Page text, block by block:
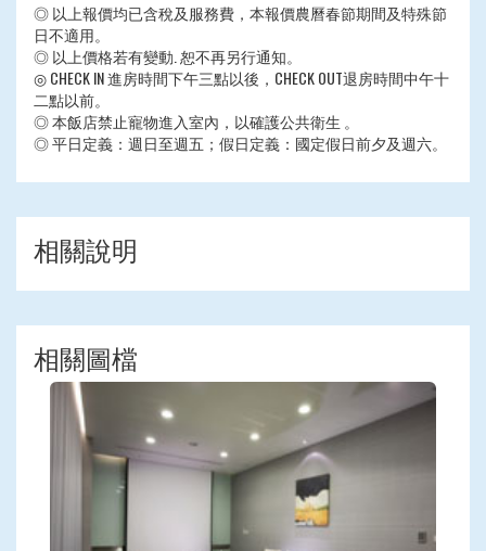
◎ 以上報價均已含稅及服務費，本報價農曆春節期間及特殊節
日不適用。
◎ 以上價格若有變動. 恕不再另行通知。
◎ CHECK IN 進房時間下午三點以後，CHECK OUT退房時間中午十
二點以前。
◎ 本飯店禁止寵物進入室內，以確護公共衛生 。
◎ 平日定義：週日至週五；假日定義：國定假日前夕及週六。
相關說明
相關圖檔